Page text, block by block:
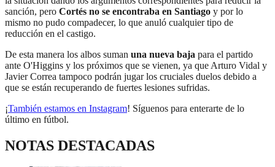
sanción, pero Cortés no se encontraba en Santiago y por lo
mismo no pudo compadecer, lo que anuló cualquier tipo de
reducción en el castigo.
De esta manera los albos suman una nueva baja para el partido
ante O'Higgins y los próximos que se vienen, ya que Arturo Vidal y
Javier Correa tampoco podrán jugar los cruciales duelos debido a
que se están recuperando de fuertes lesiones sufridas.
¡También estamos en Instagram! Síguenos para enterarte de lo
último en fútbol.
NOTAS DESTACADAS